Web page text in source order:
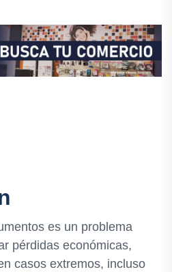
es un problema
pérdidas económicas,
casos extremos, incluso